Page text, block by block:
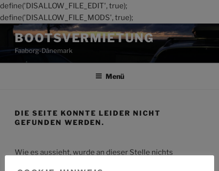
define('DISALLOW_FILE_EDIT', true);
define('DISALLOW_FILE_MODS', true);
Zum
Inhalt
springen
BOOTSVERMIETUNG
Faaborg-Dänemark
Menü
DIE SEITE KONNTE LEIDER NICHT
GEFUNDEN WERDEN.
Wie es aussieht, wurde an dieser Stelle nichts